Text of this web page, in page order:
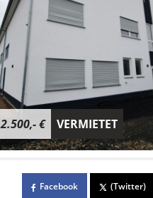
2.500,- € VERMIETET
Facebook (Twitter)